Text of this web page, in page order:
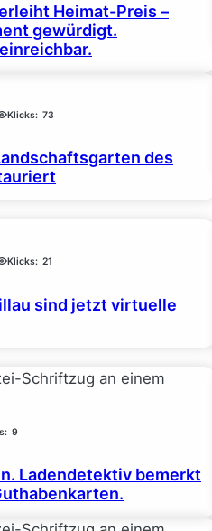
Heimat-Preis –
gewürdigt.
Klicks: 73
des
Klicks: 21
sind jetzt virtuelle
9
Ladendetektiv bemerkt